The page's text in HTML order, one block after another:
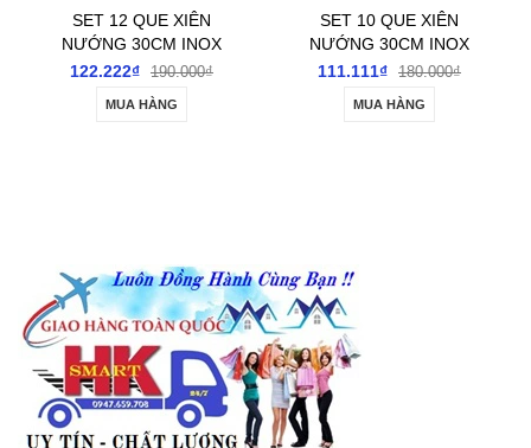
SET 10 QUE XIÊN
NƯỚNG 30CM INOX
TRÒN CÁN GỖ
111.111₫ 180.000₫
MUA HÀNG
SET 10 HOẶC 50 QUE
XIÊN NƯỚNG 30CM
INOX DẸT SỊN SÒ
222.222₫ 380.000₫
TÙY CHỌN